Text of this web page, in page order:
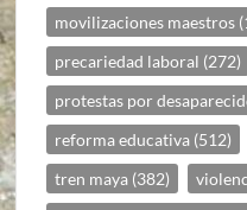
movilizaciones maestros
precariedad laboral (272)
protestas por
reforma educativa (512)
tren maya (382)